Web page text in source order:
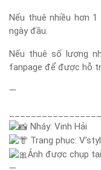
Nếu thuê nhiều hơn
ngày đầu.
Nếu thuê số lượng
fanpage để được hỗ
—
Nháy: Vinh Hải
Trang phục:
Ảnh được chụp